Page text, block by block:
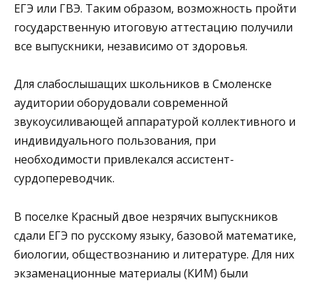
ЕГЭ или ГВЭ. Таким образом, возможность пройти
государственную итоговую аттестацию получили
все выпускники, независимо от здоровья.
Для слабослышащих школьников в Смоленске
аудитории оборудовали современной
звукоусиливающей аппаратурой коллективного и
индивидуального пользования, при
необходимости привлекался ассистент-
сурдопереводчик.
В поселке Красный двое незрячих выпускников
сдали ЕГЭ по русскому языку, базовой математике,
биологии, обществознанию и литературе. Для них
экзаменационные материалы (КИМ) были